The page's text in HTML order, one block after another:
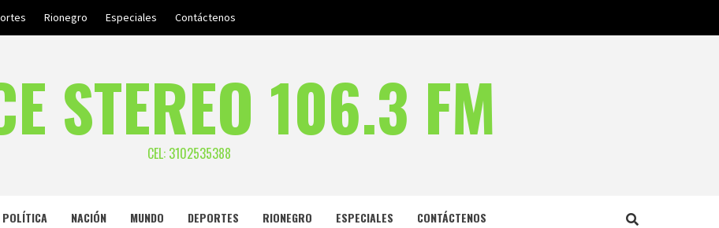
Rionegro Especiales Contáctenos
STEREO 106.3 FM
CEL: 3102535388
POLÍTICA NACIÓN MUNDO DEPORTES RIONEGRO ESPECIALES CONTÁCTENOS